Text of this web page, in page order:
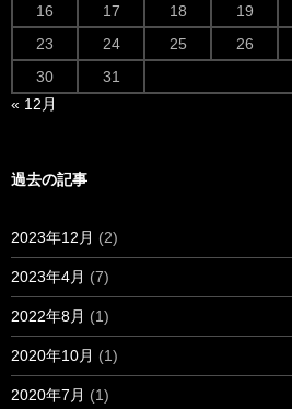
16
17 18 19
23
24 25 26
30
31
« 12月
過去の記事
2023年12月 (2)
2023年4月 (7)
2022年8月 (1)
2020年10月 (1)
2020年7月 (1)